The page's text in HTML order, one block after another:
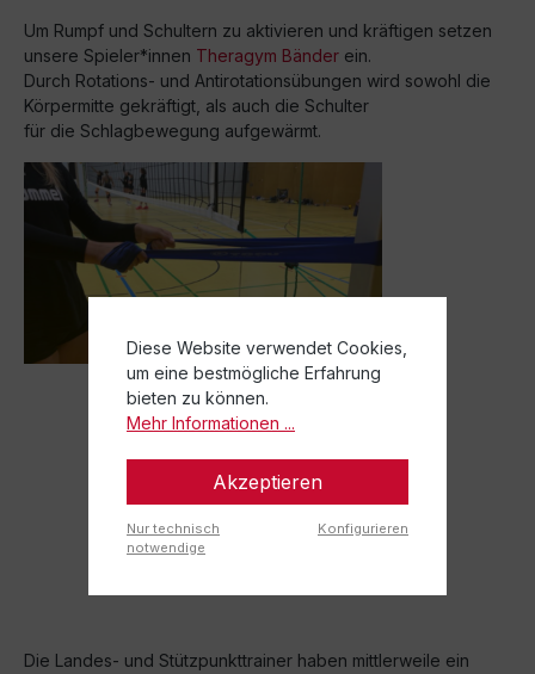
Um Rumpf und Schultern zu aktivieren und kräftigen setzen
unsere Spieler*innen Theragym Bänder ein.
Durch Rotations- und Antirotationsübungen wird sowohl die
Körpermitte gekräftigt, als auch die Schulter
für die Schlagbewegung aufgewärmt.
Die Landes- und Stützpunkttrainer haben mittlerweile ein
Diese Website verwendet Cookies,
um eine bestmögliche Erfahrung
bieten zu können.
Mehr Informationen ...
Akzeptieren
Nur technisch
notwendige
Konfigurieren